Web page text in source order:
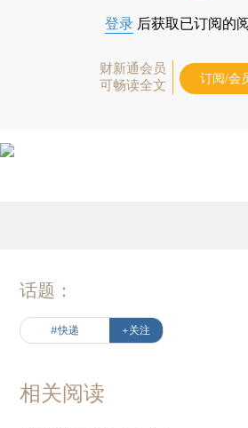
登录 后获取已订阅的
财新通会员
可畅读全文
订阅/会
话题：
#快递 +关注
相关阅读